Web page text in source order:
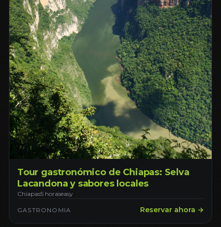
Tour gastronómico de Chiapas: Selva
Lacandona y sabores locales
Chiapas5 horaseasy
GASTRONOMIA Reservar ahora →